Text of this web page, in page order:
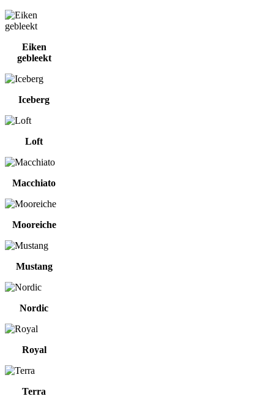
Eiken
gebleekt
Iceberg
Loft
Macchiato
Mooreiche
Mustang
Nordic
Royal
Terra